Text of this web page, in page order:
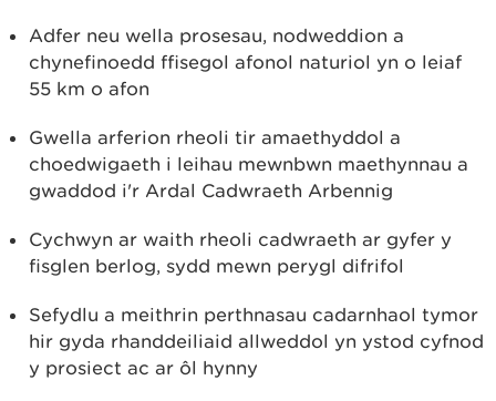
Adfer neu wella prosesau, nodweddion a
chynefinoedd ffisegol afonol naturiol yn o leiaf
55 km o afon
Gwella arferion rheoli tir amaethyddol a
choedwigaeth i leihau mewnbwn maethynnau a
gwaddod i'r Ardal Cadwraeth Arbennig
Cychwyn ar waith rheoli cadwraeth ar gyfer y
fisglen berlog, sydd mewn perygl difrifol
Sefydlu a meithrin perthnasau cadarnhaol tymor
hir gyda rhanddeiliaid allweddol yn ystod cyfnod
y prosiect ac ar ôl hynny